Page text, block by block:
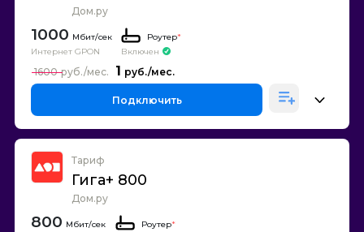
Дом.ру
1000
Интернет GPON
Роутер*
Включен
1
1600
Подключить
Тариф
Гига+ 800
Дом.ру
800 Роутер*